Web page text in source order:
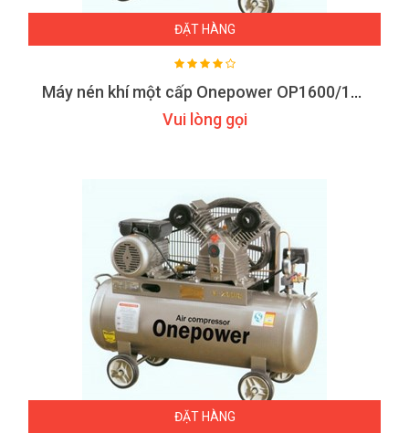
ĐẶT HÀNG
Máy nén khí một cấp Onepower OP1600/12.5
Vui lòng gọi
ĐẶT HÀNG